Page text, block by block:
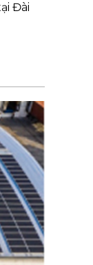
Đài